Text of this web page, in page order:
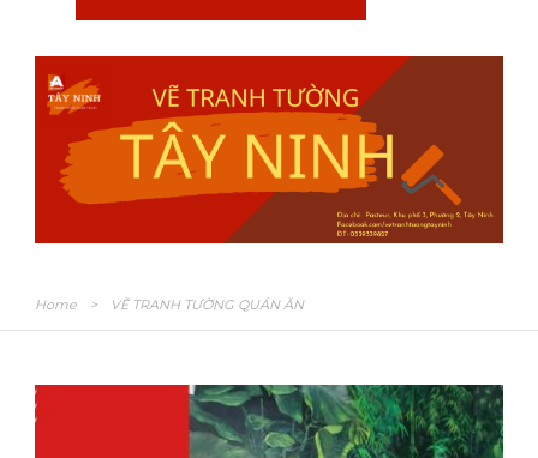
Home > VẼ TRANH TƯỜNG QUÁN ĂN